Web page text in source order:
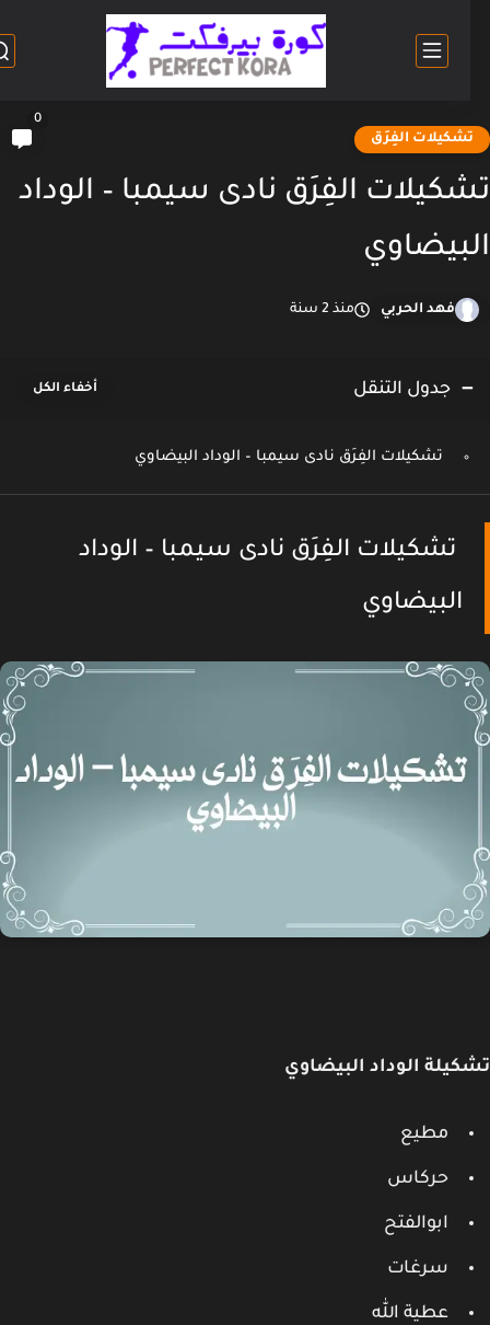
الفِرَق
الفِرَق نادى سيمبا – الوداد
فهد الحربي منذ 2 سنة
جدول التنقل
تشكيلات الفِرَق نادى سيمبا – الوداد البيضاوي
تشكيلات الفِرَق نادى سيمبا – الوداد
البيضاوي
الوداد البيضاوي
مطيع
حركاس
ابوالفتح
سرغات
عطية الله